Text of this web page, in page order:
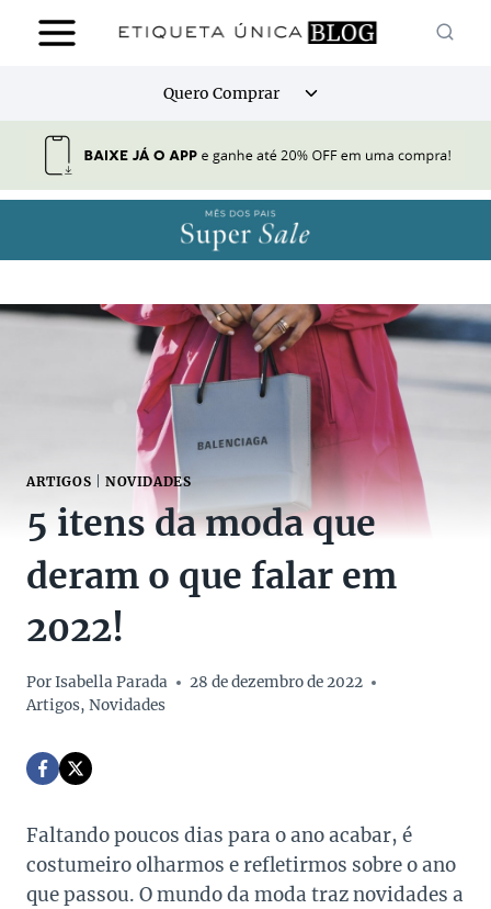
para
Quero Comprar
Alternar
ARTIGOS NOVIDADES
5 itens da moda que
deram o que falar em
2022!
PorIsabella Parada
28 de dezembro de 2022
Artigos, Novidades
Faltando poucos dias para o ano acabar, é
costumeiro olharmos e refletirmos sobre o ano
que passou. O mundo da moda traz novidades a